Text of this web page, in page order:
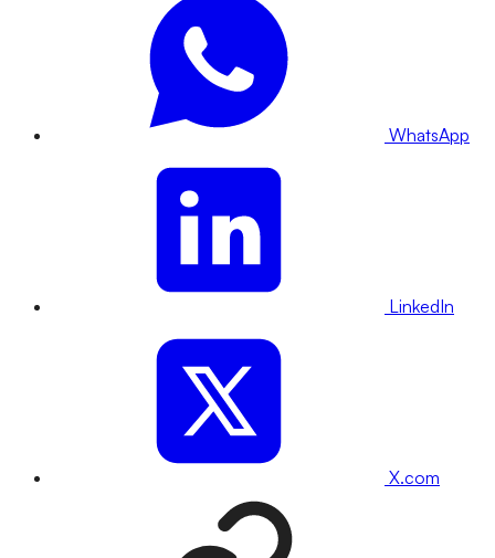
WhatsApp
LinkedIn
X.com